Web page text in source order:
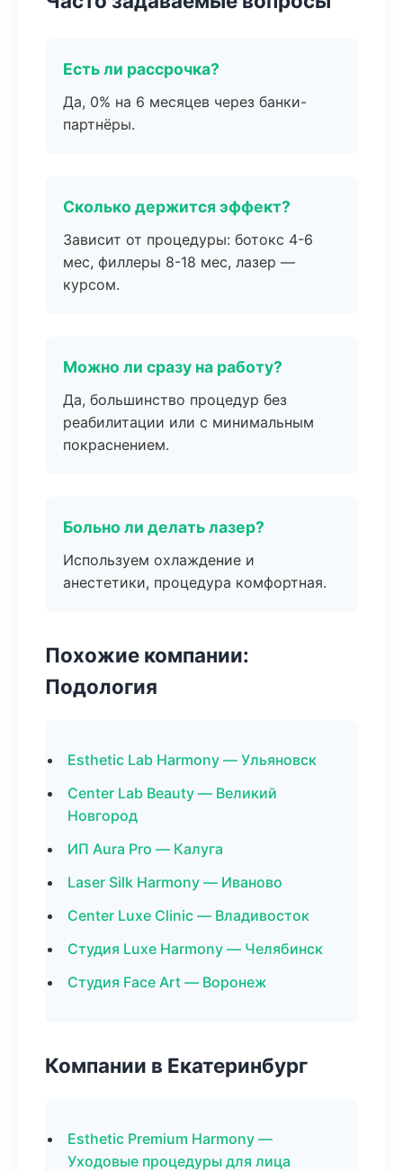
Есть ли рассрочка?
Да, 0% на 6 месяцев через банки-
партнёры.
Сколько держится эффект?
Зависит от процедуры: ботокс 4-6
мес, филлеры 8-18 мес, лазер —
курсом.
Можно ли сразу на работу?
Да, большинство процедур без
реабилитации или с минимальным
покраснением.
Больно ли делать лазер?
Используем охлаждение и
анестетики, процедура комфортная.
Похожие компании:
Подология
Esthetic Lab Harmony — Ульяновск
Center Lab Beauty — Великий
Новгород
ИП Aura Pro — Калуга
Laser Silk Harmony — Иваново
Center Luxe Clinic — Владивосток
Студия Luxe Harmony — Челябинск
Студия Face Art — Воронеж
Компании в Екатеринбург
Esthetic Premium Harmony —
Уходовые процедуры для лица